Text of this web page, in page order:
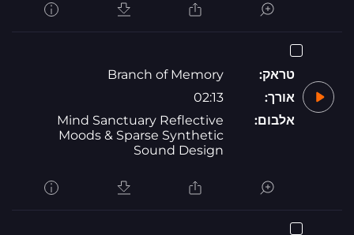
טראק:
Branch of Memory
אורך:
02:13
אלבום:
Mind Sanctuary Reflective
Moods & Sparse Synthetic
Sound Design